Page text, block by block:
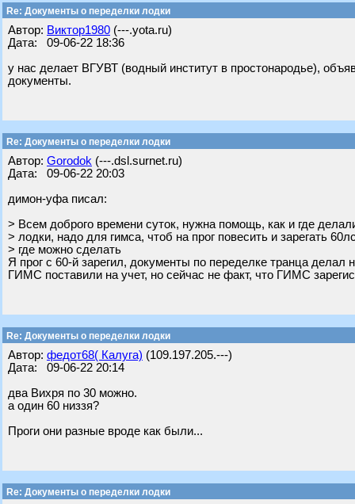
Re: Документы о переделки лодки
Автор: Виктор1980 (---.yota.ru)
Дата: 09-06-22 18:36
у нас делает ВГУВТ (водный институт в простонародье),
документы.
Re: Документы о переделки лодки
Автор: Gorodok (---.dsl.surnet.ru)
Дата: 09-06-22 20:03
димон-уфа писал:
> Всем доброго времени суток, нужна помощь, как и где
> лодки, надо для гимса, чтоб на прог повесить и зарегать
> где можно сделать
Я прог с 60-й зарегил, документы по переделке транца
ГИМС поставили на учет, но сейчас не факт, что ГИМС
Re: Документы о переделки лодки
Автор: федот68( Калуга) (109.197.205.---)
Дата: 09-06-22 20:14
два Вихря по 30 можно.
а один 60 низзя?
Проги они разные вроде как были...
Re: Документы о переделки лодки